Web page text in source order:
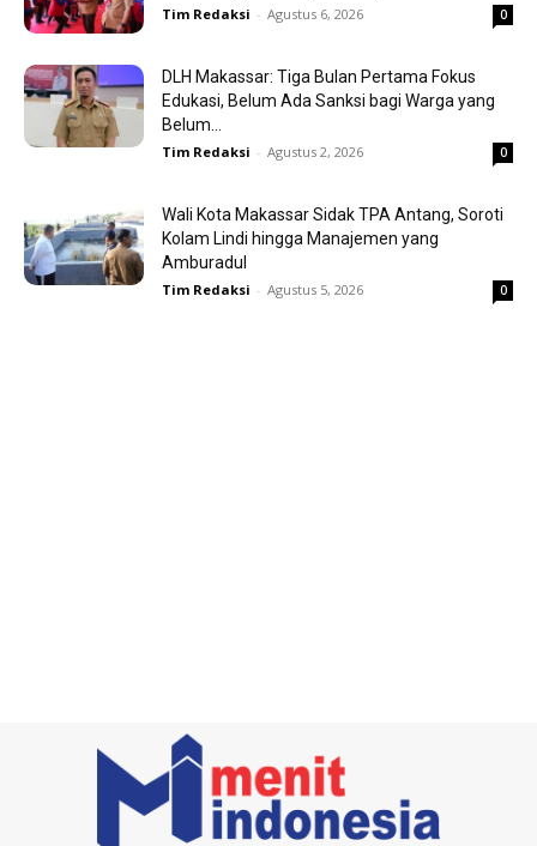
Tim Redaksi - Agustus 6, 2026 0
DLH Makassar: Tiga Bulan Pertama Fokus
Edukasi, Belum Ada Sanksi bagi Warga yang
Belum...
Tim Redaksi - Agustus 2, 2026 0
Wali Kota Makassar Sidak TPA Antang, Soroti
Kolam Lindi hingga Manajemen yang
Amburadul
Tim Redaksi - Agustus 5, 2026 0